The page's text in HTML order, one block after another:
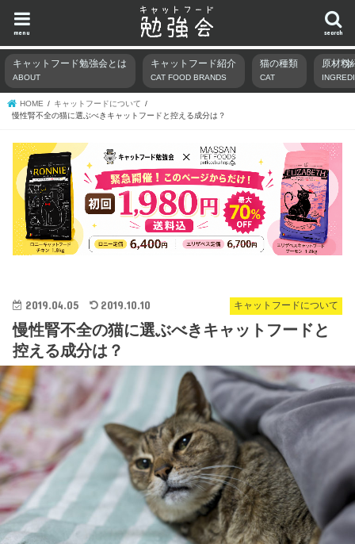
search
menu
キャットフード勉強会とは
ABOUT
キャットフード紹介
CAT FOOD BRANDS
猫の種類
CAT
原材料
HOME
キャットフードについて
慢性腎不全の猫に選ぶべきキャットフードと控える成分は？
キャットフードについて
2019.04.05 2019.10.10
慢性腎不全の猫に選ぶべきキャットフードと
控える成分は？